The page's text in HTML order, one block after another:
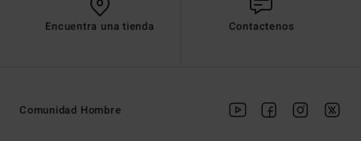
Encuentra una tienda Contactenos
Comunidad Hombre